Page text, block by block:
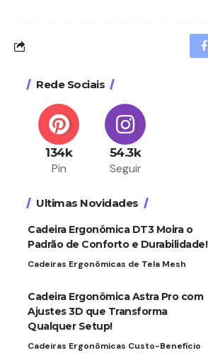
Rede Sociais
134k
Pin
54.3k
Seguir
Ultimas Novidades
Cadeira Ergonômica DT3 Moira o
Padrão de Conforto e Durabilidade!
Cadeiras Ergonômicas de Tela Mesh
Cadeira Ergonômica Astra Pro com
Ajustes 3D que Transforma
Qualquer Setup!
Cadeiras Ergonômicas Custo-Benefício